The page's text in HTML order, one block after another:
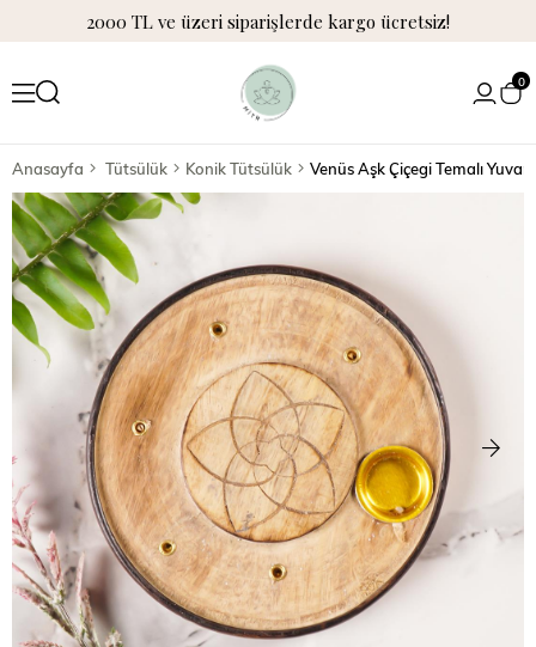
2000 TL ve üzeri siparişlerde kargo ücretsiz!
0
Anasayfa Tütsülük Konik Tütsülük Venüs Aşk Çiçegi Temalı